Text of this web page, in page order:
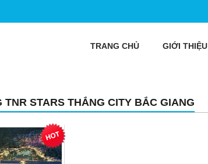
TRANG CHỦ GIỚI THIỆU
TNR STARS THẮNG CITY BẮC GIANG